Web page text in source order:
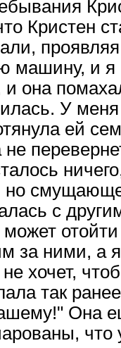
Кристен
и я
она
У
ей
но
с
может
за ними, а
хочет,
так
Она